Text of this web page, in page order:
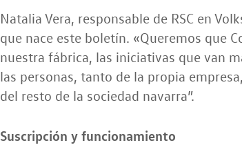
Natalia Vera, responsable de RSC en
que nace este boletín. «Queremos que
nuestra fábrica, las iniciativas que van
las personas, tanto de la propia
del resto de la sociedad navarra”.
Suscripción y funcionamiento